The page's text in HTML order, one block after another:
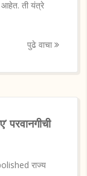
आहेत. ती यंत्रे
पुढे वाचा
परवानगीची
राज्य